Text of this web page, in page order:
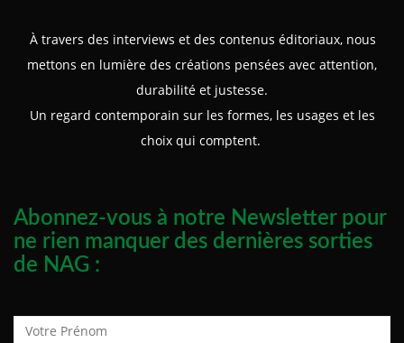
À travers des interviews et des contenus éditoriaux, nous
mettons en lumière des créations pensées avec attention,
durabilité et justesse.
Un regard contemporain sur les formes, les usages et les
choix qui comptent.
Abonnez-vous à notre Newsletter pour
ne rien manquer des dernières sorties
de NAG :